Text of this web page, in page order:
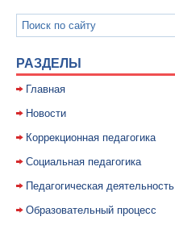
РАЗДЕЛЫ
Главная
Новости
Коррекционная педагогика
Социальная педагогика
Педагогическая деятельность
Образовательный процесс